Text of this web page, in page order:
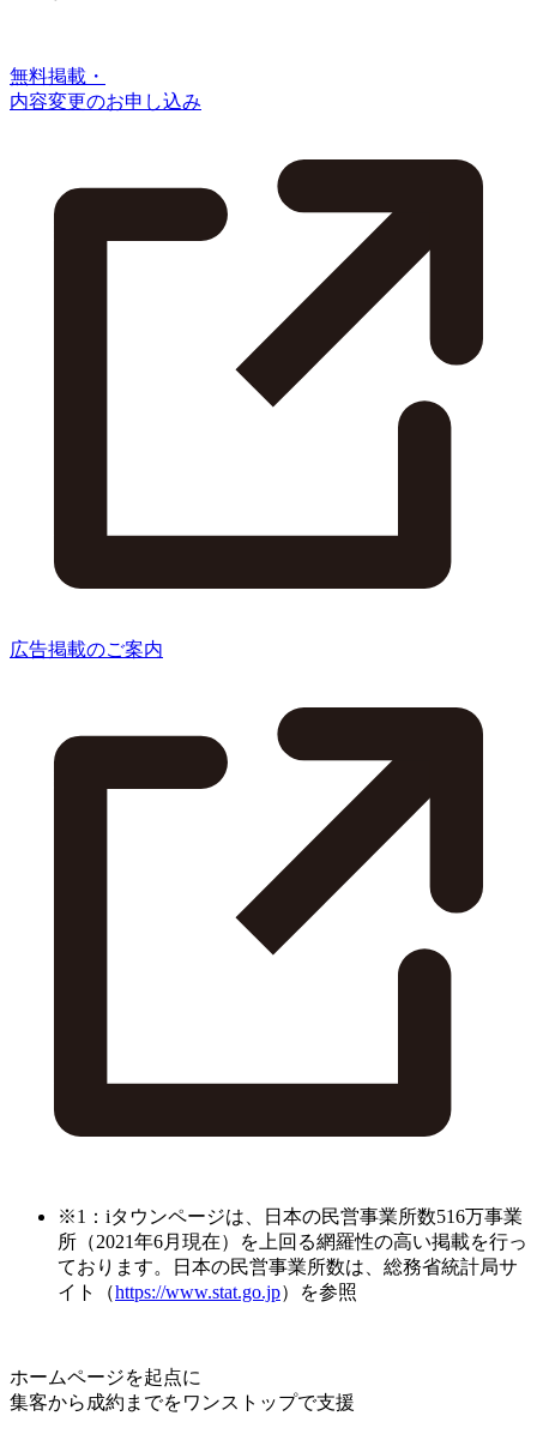
無料掲載・
内容変更のお申し込み
広告掲載のご案内
※1：iタウンページは、日本の民営事業所数516万事業
所（2021年6月現在）を上回る網羅性の高い掲載を行っ
ております。日本の民営事業所数は、総務省統計局サ
イト（https://www.stat.go.jp）を参照
ホームページを起点に
集客から成約までをワンストップで支援